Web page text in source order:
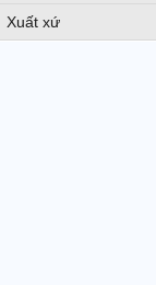
Xuất xứ